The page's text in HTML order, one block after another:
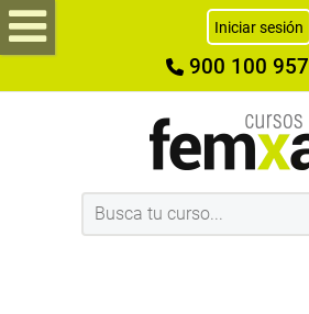
Iniciar sesión
900 100 957